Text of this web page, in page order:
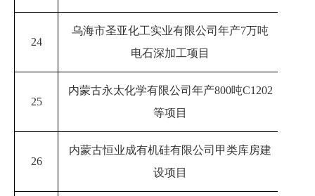
24
乌海市圣亚化工实业有限公司年产7万吨
电石深加工项目
25
内蒙古永太化学有限公司年产800吨C1202
等项目
26
内蒙古恒业成有机硅有限公司甲类库房建
设项目